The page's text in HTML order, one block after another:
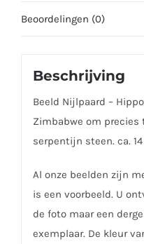
Beoordelingen (0)
Beschrijving
Beeld Nijlpaard –
Zimbabwe om
serpentijn steen. ca.
Al onze beelden zijn
is een voorbeeld. U
de foto maar een
exemplaar. De kleur